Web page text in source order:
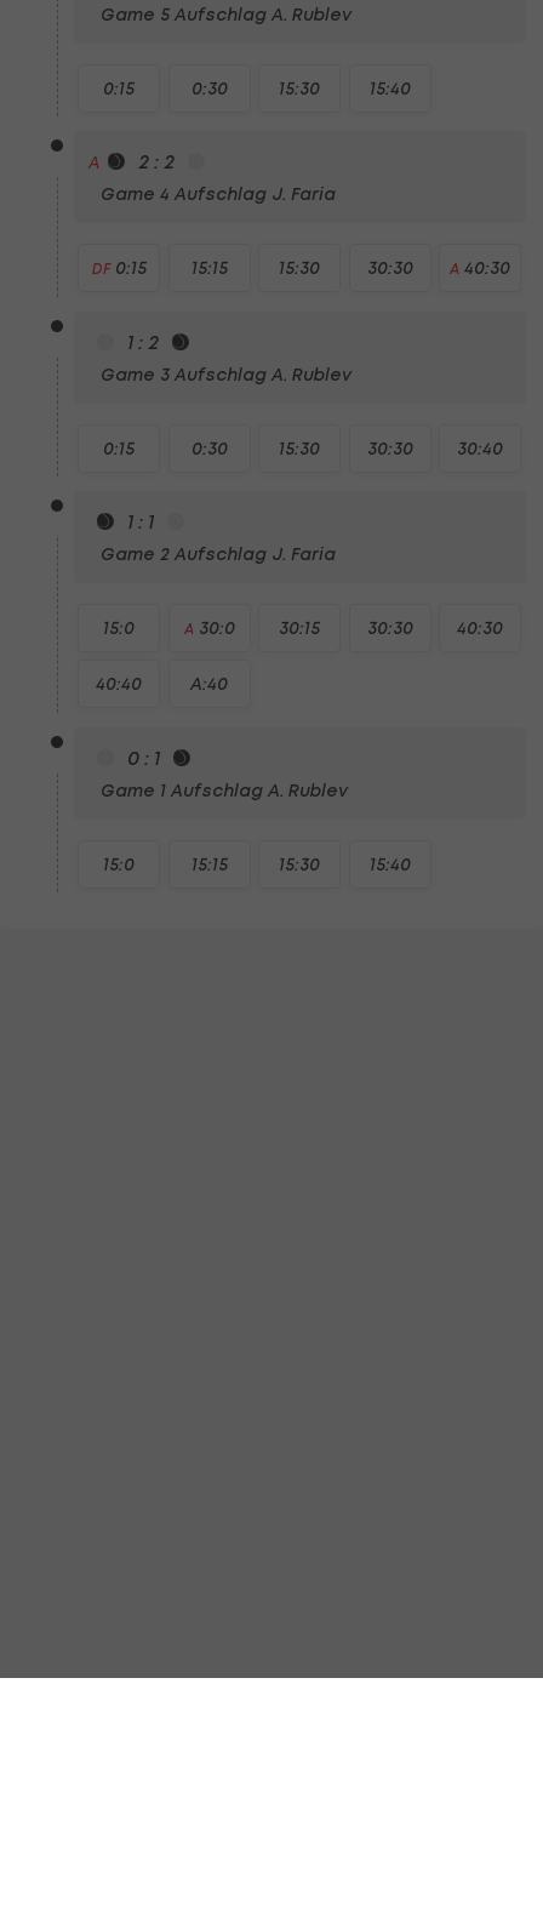
Game 5 Aufschlag A. Rublev
0:15 0:30 15:30 15:40
A 2 : 2
Game 4 Aufschlag J. Faria
DF0:15 15:15 15:30 30:30 A 40:30
1 : 2
Game 3 Aufschlag A. Rublev
0:15 0:30 15:30 30:30 30:40
1 : 1
Game 2 Aufschlag J. Faria
15:0 A 30:0 30:15 30:30 40:30
40:40 A:40
0 : 1
Game 1 Aufschlag A. Rublev
15:0 15:15 15:30 15:40